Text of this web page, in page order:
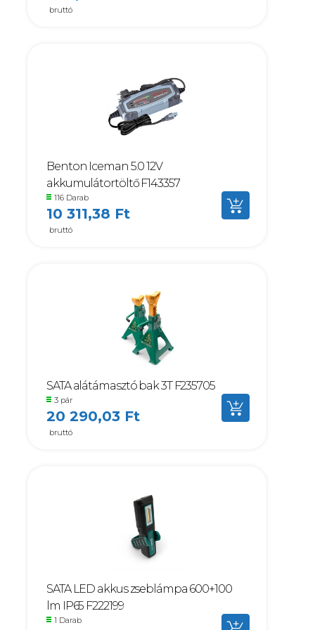
bruttó
Benton Iceman 5.0 12V
akkumulátortöltő F143357
116 Darab
10 311,38 Ft
bruttó
SATA alátámasztó bak 3T F235705
3 pár
20 290,03 Ft
bruttó
SATA LED akkus zseblámpa 600+100
lm IP65 F222199
1 Darab